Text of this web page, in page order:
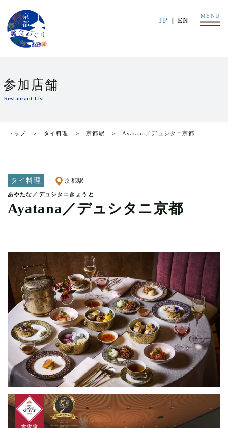
MENU
JP EN
参加店舗
Restaurant List
トップ タイ料理 京都駅 Ayatana／デュシタニ京都
タイ料理 京都駅
あやたな／デュシタニきょうと
Ayatana／デュシタニ京都